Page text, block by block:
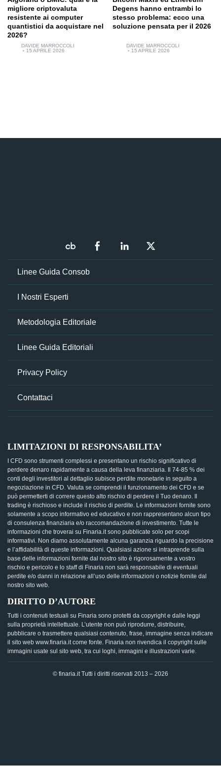
migliore criptovaluta
resistente ai computer
quantistici da acquistare nel
2026?
DAVIDE MARROCCOLI
15 APRILE 2026
Degens hanno entrambi lo
stesso problema: ecco una
soluzione pensata per il 2026
DAVIDE MARROCCOLI
15 APRILE 2026
Linee Guida Consob
I Nostri Esperti
Metodologia Editoriale
Linee Guida Editoriali
Privacy Policy
Contattaci
LIMITAZIONI DI RESPONSABILITA’
I CFD sono strumenti complessi e presentano un rischio significativo di
perdere denaro rapidamente a causa della leva finanziaria. Il 74-85 % dei
conti degli investitori al dettaglio subisce perdite monetarie in seguito a
negoziazione in CFD. Valuta se comprendi il funzionamento dei CFD e se
può permetterti di correre questo alto rischio di perdere il Tuo denaro. Il
trading è rischioso e include il rischio di perdite. Le informazioni fornite sono
solamente a scopo informativo ed educativo e non rappresentano alcun tipo
di consulenza finanziaria e/o raccomandazione di investimento. Tutte le
informazioni che troverai su Finaria.it sono pubblicate solo per scopi
informativi. Non diamo assolutamente alcuna garanzia riguardo la precisione
e l’affidabilità di queste informazioni. Qualsiasi azione si intraprende sulla
base delle informazioni fornite dal nostro sito è rigorosamente a vostro
rischio e pericolo e lo staff di Finaria non sarà responsabile di eventuali
perdite e/o danni in relazione all’uso delle informazioni o notizie fornite dal
nostro sito web.
DIRITTO D’AUTORE
Tutti i contenuti testuali su Finaria sono protetti da copyright e dalle leggi
sulla proprietà intellettuale. L’utente non può riprodurre, distribuire,
pubblicare o trasmettere qualsiasi contenuto, frase, immagine senza indicare
il sito web www.finaria.it come fonte. Finaria non rivendica il copyright sulle
immagini usate sul sito web, tra cui loghi, immagini e illustrazioni varie.
© finaria.it Tutti i diritti riservati 2013 – 2026